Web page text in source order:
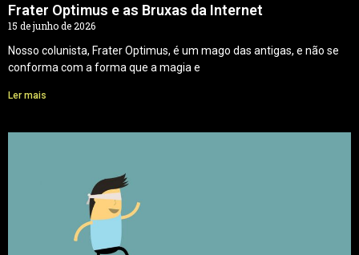
Frater Optimus e as Bruxas da Internet
15 de junho de 2026
Nosso colunista, Frater Optimus, é um mago das antigas, e não se
conforma com a forma que a magia e
Ler mais